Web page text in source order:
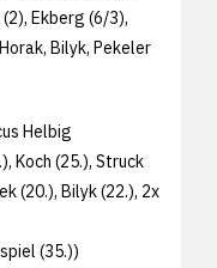
(2), Ekberg (6/3),
Bilyk, Pekeler
Helbig
Koch (25.), Struck
(20.), Bilyk (22.), 2x
(35.))